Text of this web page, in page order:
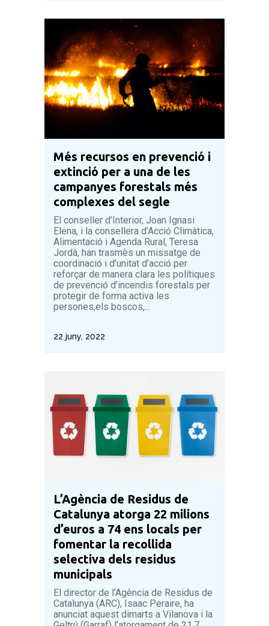
Més recursos en prevenció i
extinció per a una de les
campanyes forestals més
complexes del segle
El conseller d’Interior, Joan Ignasi
Elena, i la consellera d’Acció Climàtica,
Alimentació i Agenda Rural, Teresa
Jordà, han trasmès un missatge de
coordinació i d’unitat d’acció per
reforçar de manera clara les polítiques
de prevenció d’incendis forestals per
protegir de forma activa les
persones,els boscos,...
22 juny, 2022
L’Agència de Residus de
Catalunya atorga 22 milions
d’euros a 74 ens locals per
fomentar la recollida
selectiva dels residus
municipals
El director de l’Agència de Residus de
Catalunya (ARC), Isaac Peraire, ha
anunciat aquest dimarts a Vilanova i la